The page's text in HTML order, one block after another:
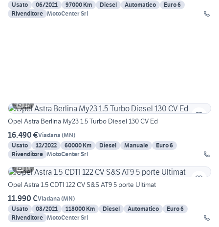
Usato
06/2021 97000 Km Diesel Automatico
Euro 6
Rivenditore MotoCenter Srl
17
Opel Astra Berlina My23 1.5 Turbo Diesel 130 CV Ed
16.490 €Viadana (MN)
Usato
12/2022 60000 Km Diesel Manuale
Euro 6
Rivenditore MotoCenter Srl
18
Opel Astra 1.5 CDTI 122 CV S&S AT9 5 porte Ultimat
11.990 €Viadana (MN)
Usato
08/2021 118000 Km Diesel Automatico
Euro 6
Rivenditore MotoCenter Srl